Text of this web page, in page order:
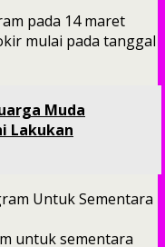
pada 14 maret
mulai pada tanggal
Muda
Lakukan
Untuk Sementara
untuk sementara